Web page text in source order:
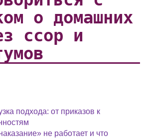
о домашних
ссор и
подхода: от приказов к
не работает и что